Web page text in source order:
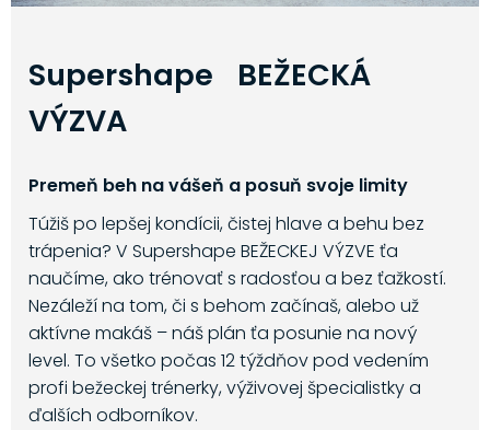
Supershape BEŽECKÁ
VÝZVA
Premeň beh na vášeň a posuň svoje limity
Túžiš po lepšej kondícii, čistej hlave a behu bez
trápenia? V Supershape BEŽECKEJ VÝZVE ťa
naučíme, ako trénovať s radosťou a bez ťažkostí.
Nezáleží na tom, či s behom začínaš, alebo už
aktívne makáš – náš plán ťa posunie na nový
level. To všetko počas 12 týždňov pod vedením
profi bežeckej trénerky, výživovej špecialistky a
ďalších odborníkov.